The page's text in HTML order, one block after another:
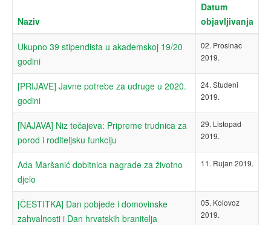
Naziv
Datum
objavljivanja
Ukupno 39 stipendista u akademskoj 19/20
godini
02. Prosinac
2019.
[PRIJAVE] Javne potrebe za udruge u 2020.
godini
24. Studeni
2019.
[NAJAVA] Niz tečajeva: Pripreme trudnica za
porod i roditeljsku funkciju
29. Listopad
2019.
Ada Maršanić dobitnica nagrade za životno
djelo
11. Rujan 2019.
[ČESTITKA] Dan pobjede i domovinske
zahvalnosti i Dan hrvatskih branitelja
05. Kolovoz
2019.